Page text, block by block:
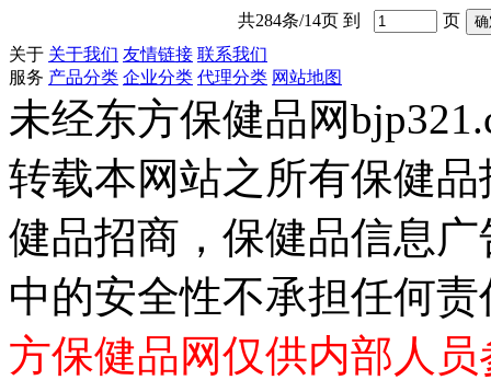
共284条/14页 到
页
关于 关于我们 友情链接 联系我们
服务 产品分类 企业分类 代理分类 网站地图
未经东方保健品网
转载本网站之所有保健
健品招商，保健品信息
中的安全性不承担任何责
方保健品网仅供内部人